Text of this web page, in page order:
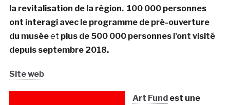
la revitalisation de la région. 100 000 personnes
ont interagi avec le programme de pré-ouverture
du muséeet plus de 500 000 personnes l’ont visité
depuis septembre 2018.
Site web
Art Fundest une